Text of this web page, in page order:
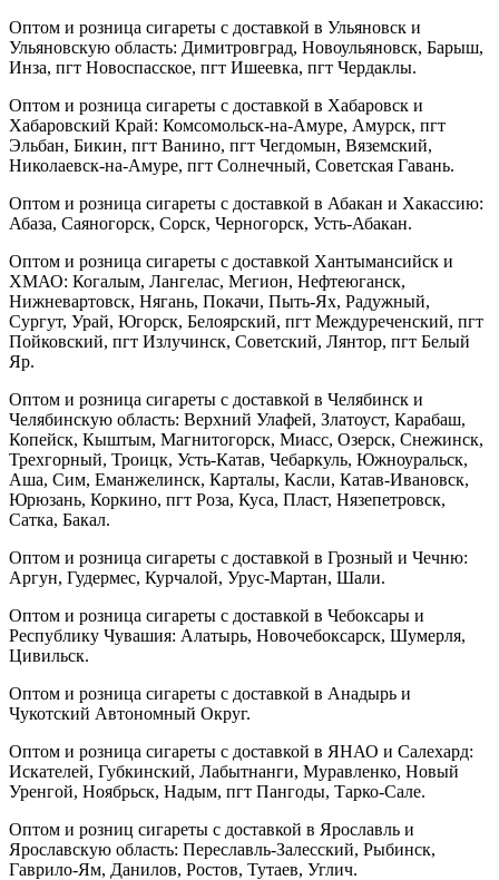
Оптом и розница сигареты с доставкой в Ульяновск и
Ульяновскую область: Димитровград, Новоульяновск, Барыш,
Инза, пгт Новоспасское, пгт Ишеевка, пгт Чердаклы.
Оптом и розница сигареты с доставкой в Хабаровск и
Хабаровский Край: Комсомольск-на-Амуре, Амурск, пгт
Эльбан, Бикин, пгт Ванино, пгт Чегдомын, Вяземский,
Николаевск-на-Амуре, пгт Солнечный, Советская Гавань.
Оптом и розница сигареты с доставкой в Абакан и Хакассию:
Абаза, Саяногорск, Сорск, Черногорск, Усть-Абакан.
Оптом и розница сигареты с доставкой Хантымансийск и
ХМАО: Когалым, Лангелас, Мегион, Нефтеюганск,
Нижневартовск, Нягань, Покачи, Пыть-Ях, Радужный,
Сургут, Урай, Югорск, Белоярский, пгт Междуреченский, пгт
Пойковский, пгт Излучинск, Советский, Лянтор, пгт Белый
Яр.
Оптом и розница сигареты с доставкой в Челябинск и
Челябинскую область: Верхний Улафей, Златоуст, Карабаш,
Копейск, Кыштым, Магнитогорск, Миасс, Озерск, Снежинск,
Трехгорный, Троицк, Усть-Катав, Чебаркуль, Южноуральск,
Аша, Сим, Еманжелинск, Карталы, Касли, Катав-Ивановск,
Юрюзань, Коркино, пгт Роза, Куса, Пласт, Нязепетровск,
Сатка, Бакал.
Оптом и розница сигареты с доставкой в Грозный и Чечню:
Аргун, Гудермес, Курчалой, Урус-Мартан, Шали.
Оптом и розница сигареты с доставкой в Чебоксары и
Республику Чувашия: Алатырь, Новочебоксарск, Шумерля,
Цивильск.
Оптом и розница сигареты с доставкой в Анадырь и
Чукотский Автономный Округ.
Оптом и розница сигареты с доставкой в ЯНАО и Салехард:
Искателей, Губкинский, Лабытнанги, Муравленко, Новый
Уренгой, Ноябрьск, Надым, пгт Пангоды, Тарко-Сале.
Оптом и розниц сигареты с доставкой в Ярославль и
Ярославскую область: Переславль-Залесский, Рыбинск,
Гаврило-Ям, Данилов, Ростов, Тутаев, Углич.